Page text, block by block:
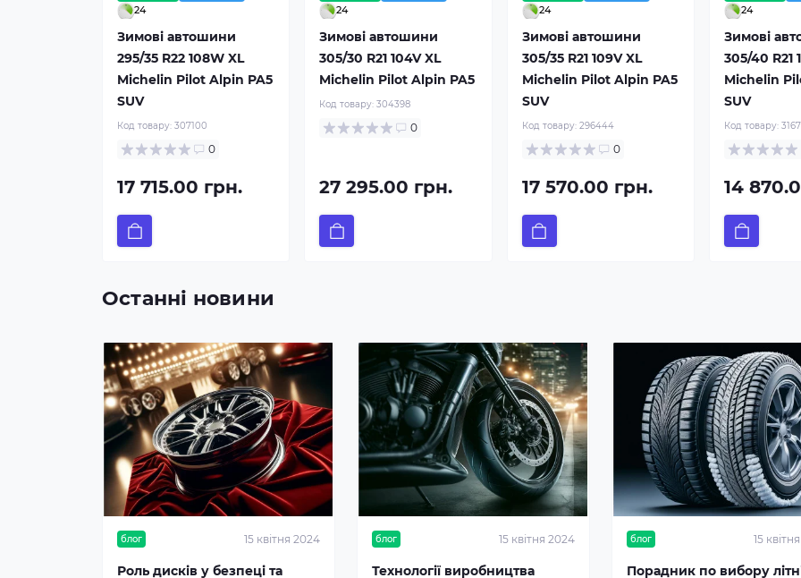
24
Зимові автошини
295/35 R22 108W XL
Michelin Pilot Alpin PA5
SUV
Код товару: 307100
0
17 715.00 грн.
24
Зимові автошини
305/30 R21 104V XL
Michelin Pilot Alpin PA5
Код товару:304398
0
27 295.00 грн.
24
Зимові автошини
305/35 R21 109V XL
Michelin Pilot Alpin PA5
SUV
Код товару: 296444
0
17 570.00 грн.
24
Зимові
305/40 R21
Michelin
SUV
Код товару:
14
Останні новини
блог 15 квітня 2024
Роль дисків у безпеці та
блог 15 квітня 2024
Технології виробництва
блог 15
Порадник по вибору